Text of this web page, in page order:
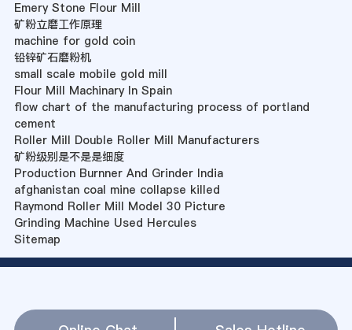
Emery Stone Flour Mill
矿粉立磨工作原理
machine for gold coin
铅锌矿石磨粉机
small scale mobile gold mill
Flour Mill Machinary In Spain
flow chart of the manufacturing process of portland
cement
Roller Mill Double Roller Mill Manufacturers
矿粉级别是不是是细度
Production Burnner And Grinder India
afghanistan coal mine collapse killed
Raymond Roller Mill Model 30 Picture
Grinding Machine Used Hercules
Sitemap